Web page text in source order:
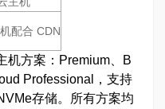
配合 CDN
机方案：Premium、B
Professional，支持
存储。所有方案均